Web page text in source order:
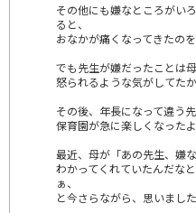
その他にも嫌なところがい
ると、
おなかが痛くなってきたのを
でも先生が嫌だったことは
怒られるような気がしてたか
その後、年長になって違う先
保育園が急に楽しくなった
最近、母が「あの先生、嫌
わかってくれていたんだな
ぁ、
と今さらながら、思いました